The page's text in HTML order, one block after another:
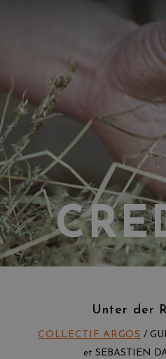
Unter der
COLLECTIF ARGOS /
et SEBASTIEN